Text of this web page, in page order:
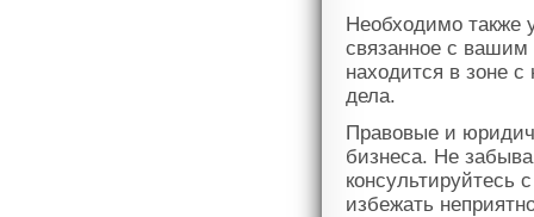
Необходимо также
связанное с
находится в зоне
дела.
Правовые и
бизнеса. Не
консультируйтесь
избежать